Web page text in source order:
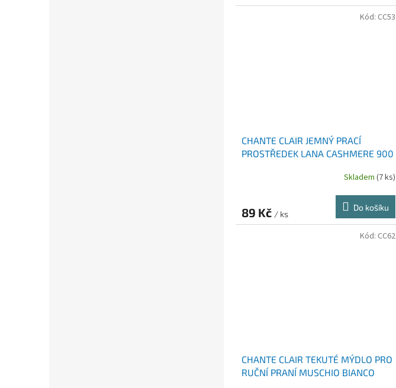
CHANTE CLAIR JEMNÝ PRACÍ
PROSTŘEDEK LANA CASHMERE 900
Skladem (7 ks)
89 Kč / ks
Do košíku
Kód: CC53
CHANTE CLAIR TEKUTÉ MÝDLO PRO
RUČNÍ PRANÍ MUSCHIO BIANCO
Kód: CC62